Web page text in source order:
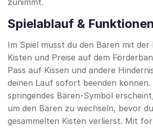
zunimmt.
Spielablauf & Funktionen
Im Spiel musst du den Bären mit der
Kisten und Preise auf dem
Pass auf Kissen und andere
deinen Lauf sofort beenden können.
springendes Bären-Symbol
um den Bären zu wechseln, bevor
gesammelten Kisten verlierst. Mit